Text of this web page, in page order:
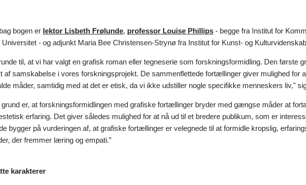
bogen er lektor Lisbeth Frølunde, professor Louise Phillips- begge fra Institut for
Universitet - og adjunkt Maria Bee Christensen-Strynø fra Institut for Kunst- og
til, at vi har valgt en grafisk roman eller tegneserie som forskningsformidling. Den første
af samskabelse i vores forskningsprojekt. De sammenflettede fortællinger giver mulighed for
måder, samtidig med at det er etisk, da vi ikke udstiller nogle specifikke menneskers liv,"
grund er, at forskningsformidlingen med grafiske fortællinger bryder med gængse måder at
erfaring. Det giver således mulighed for at nå ud til et bredere publikum, som er
bygger på vurderingen af, at grafiske fortællinger er velegnede til at formidle kropslig,
der fremmer læring og empati.”
karakterer